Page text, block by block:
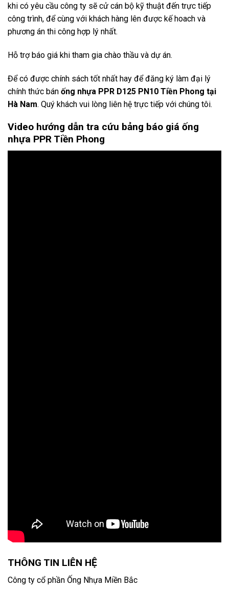
khi có yêu cầu công ty sẽ cử cán bộ kỹ thuật đến trực tiếp
công trình, để cùng với khách hàng lên được kế hoach và
phương án thi công hợp lý nhất.
Hỗ trợ báo giá khi tham gia chào thầu và dự án.
Để có được chính sách tốt nhất hay để đăng ký làm đại lý
chính thức bán ống nhựa PPR D125 PN10 Tiền Phong tại
Hà Nam. Quý khách vui lòng liên hệ trực tiếp với chúng tôi.
Video hướng dẫn tra cứu bảng báo giá ống
nhựa PPR Tiền Phong
THÔNG TIN LIÊN HỆ
Công ty cổ phần Ống Nhựa Miền Bắc